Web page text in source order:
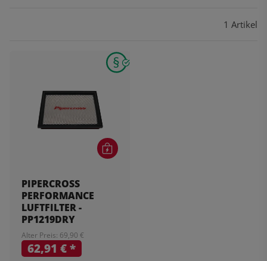
1 Artikel
PIPERCROSS
PERFORMANCE
LUFTFILTER -
PP1219DRY
Alter Preis: 69,90 €
62,91 €*